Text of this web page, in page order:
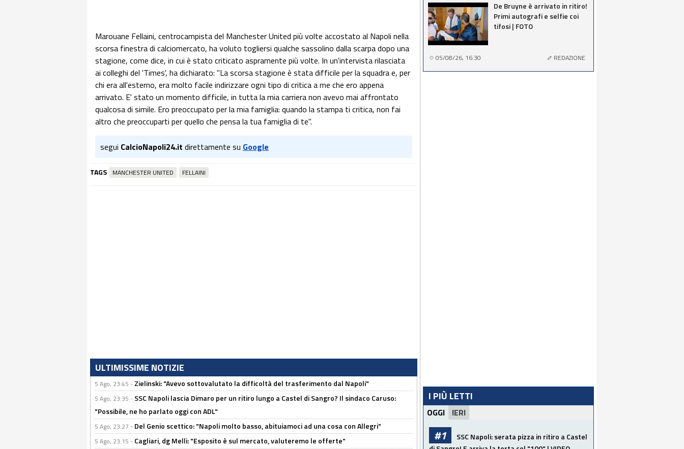
Marouane Fellaini, centrocampista del Manchester United più volte accostato al Napoli nella
scorsa finestra di calciomercato, ha voluto togliersi qualche sassolino dalla scarpa dopo una
stagione, come dice, in cui è stato criticato aspramente più volte. In un'intervista rilasciata
ai colleghi del 'Times', ha dichiarato: "La scorsa stagione è stata difficile per la squadra e, per
chi era all'esterno, era molto facile indirizzare ogni tipo di critica a me che ero appena
arrivato. E' stato un momento difficile, in tutta la mia carriera non avevo mai affrontato
qualcosa di simile. Ero preoccupato per la mia famiglia: quando la stampa ti critica, non fai
altro che preoccuparti per quello che pensa la tua famiglia di te".
segui CalcioNapoli24.it direttamente su Google
TAGS MANCHESTER UNITED FELLAINI
ULTIMISSIME NOTIZIE
5 Ago, 23:45 - Zielinski: "Avevo sottovalutato la difficoltà del trasferimento dal Napoli"
5 Ago, 23:35 - SSC Napoli lascia Dimaro per un ritiro lungo a Castel di Sangro? Il sindaco Caruso:
"Possibile, ne ho parlato oggi con ADL"
5 Ago, 23:27 - Del Genio scettico: "Napoli molto basso, abituiamoci ad una cosa con Allegri"
5 Ago, 23:15 - Cagliari, dg Melli: "Esposito è sul mercato, valuteremo le offerte"
De Bruyne è arrivato in ritiro!
Primi autografi e selfie coi
tifosi | FOTO
05/08/26, 16:30 REDAZIONE
I PIÙ LETTI
OGGI IERI
#1
SSC Napoli: serata pizza in ritiro a Castel